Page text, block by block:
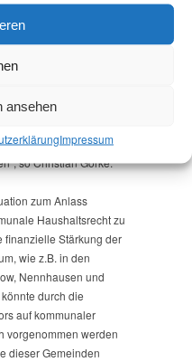
ansehen
Impressum
der
auf, auf den
gezahlte Abschläge an
so Christian Görke.
zum Anlass
Haushaltsrecht zu
finanzielle Stärkung der
wie z.B. in den
Nennhausen und
durch die
auf kommunaler
vorgenommen werden
dieser Gemeinden